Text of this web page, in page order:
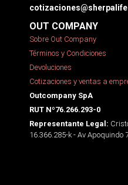
OUT COMPANY
Sobre Out Company
Términos y Condiciones
Devoluciones
Cotizaciones y ventas a
Outcompany SpA
RUT Nº76.266.293-0
Representante Legal:
16.366.285-k - Av Apoquindo